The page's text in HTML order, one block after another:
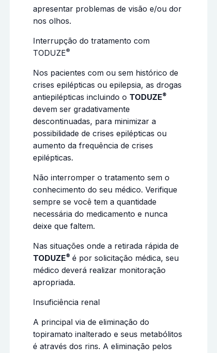
apresentar problemas de visão e/ou dor
nos olhos.
Interrupção do tratamento com
TODUZE®
Nos pacientes com ou sem histórico de
crises epilépticas ou epilepsia, as drogas
antiepilépticas incluindo o TODUZE®
devem ser gradativamente
descontinuadas, para minimizar a
possibilidade de crises epilépticas ou
aumento da frequência de crises
epilépticas.
Não interromper o tratamento sem o
conhecimento do seu médico. Verifique
sempre se você tem a quantidade
necessária do medicamento e nunca
deixe que faltem.
Nas situações onde a retirada rápida de
TODUZE® é por solicitação médica, seu
médico deverá realizar monitoração
apropriada.
Insuficiência renal
A principal via de eliminação do
topiramato inalterado e seus metabólitos
é através dos rins. A eliminação pelos